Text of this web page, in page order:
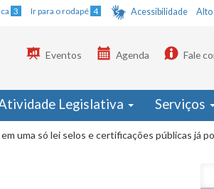
3 Ir para o rodapé 4 Acessibilidade Alto
Eventos Agenda Fale
Legislativa Serviços
uma só lei selos e certificações públicas já